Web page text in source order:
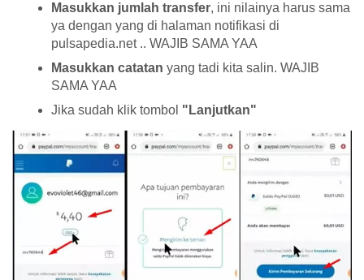
Masukkan jumlah transfer, ini nilainya harus sama
ya dengan yang di halaman notifikasi di
pulsapedia.net .. WAJIB SAMA YAA
Masukkan catatan yang tadi kita salin. WAJIB
SAMA YAA
Jika sudah klik tombol "Lanjutkan"